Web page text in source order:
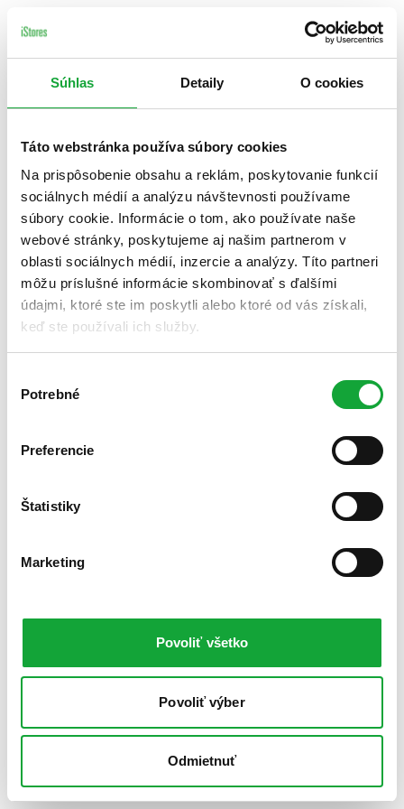
Súhlas Detaily O cookies
Táto webstránka používa súbory cookies
Na prispôsobenie obsahu a reklám, poskytovanie funkcií
sociálnych médií a analýzu návštevnosti používame
súbory cookie. Informácie o tom, ako používate naše
webové stránky, poskytujeme aj našim partnerom v
oblasti sociálnych médií, inzercie a analýzy. Títo partneri
môžu príslušné informácie skombinovať s ďalšími
údajmi, ktoré ste im poskytli alebo ktoré od vás získali,
keď ste používali ich služby.
súhlasu
Potrebné
Preferencie
Štatistiky
Marketing
Povoliť všetko
Povoliť výber
Odmietnuť